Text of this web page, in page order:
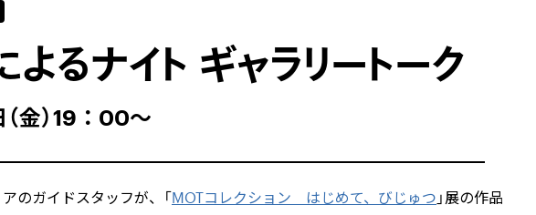
よるナイト ギャラリートーク
金）19：00～
のガイドスタッフが、「MOTコレクション はじめて、びじゅつ 」展の作品